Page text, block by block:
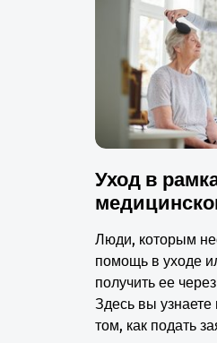
Уход в
Люди, которым
помощь в уходе
получить ее
Здесь вы узнаете
том, как подать